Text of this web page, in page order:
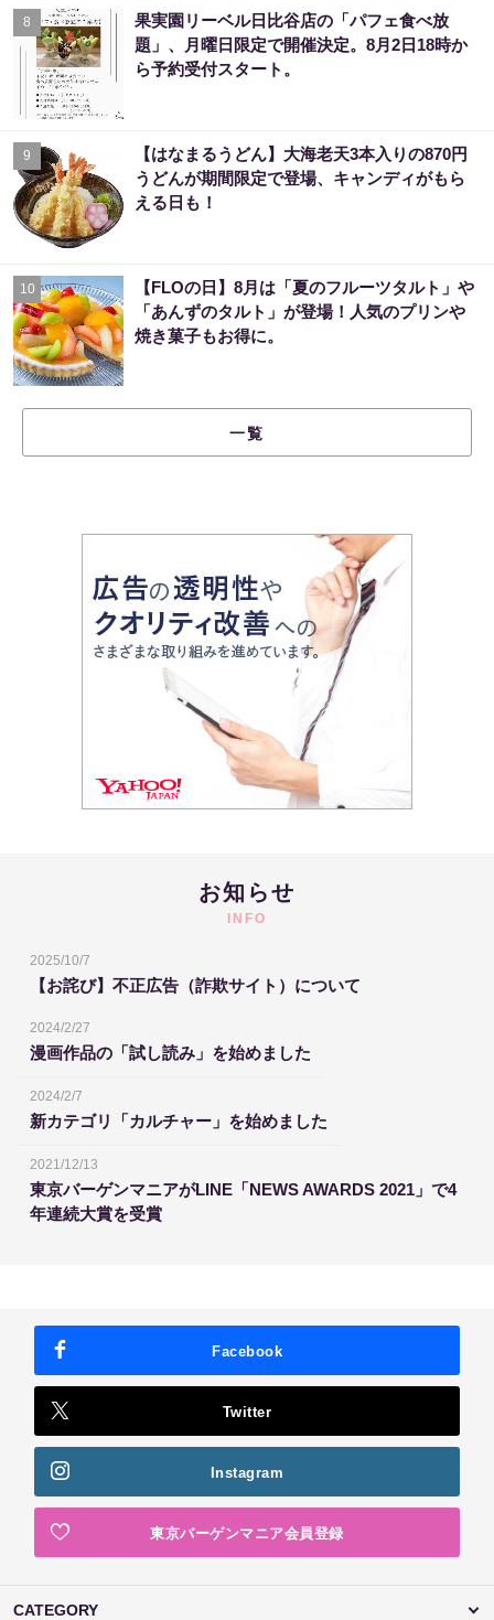
8
果実園リーベル日比谷店の「パフェ食べ放
題」、月曜日限定で開催決定。8月2日18時か
ら予約受付スタート。
9
【はなまるうどん】大海老天3本入りの870円
うどんが期間限定で登場、キャンディがもら
える日も！
10
【FLOの日】8月は「夏のフルーツタルト」や
「あんずのタルト」が登場！人気のプリンや
焼き菓子もお得に。
一覧
お知らせ
INFO
2025/10/7
【お詫び】不正広告（詐欺サイト）について
2024/2/27
漫画作品の「試し読み」を始めました
2024/2/7
新カテゴリ「カルチャー」を始めました
2021/12/13
東京バーゲンマニアがLINE「NEWS AWARDS 2021」で4
年連続大賞を受賞
Facebook
Twitter
Instagram
東京バーゲンマニア会員登録
CATEGORY